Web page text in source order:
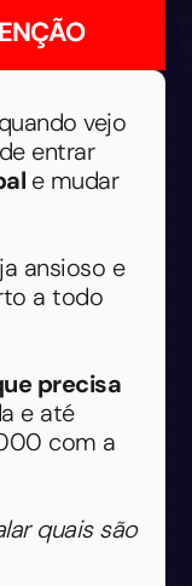
vejo
entrar
e mudar
ansioso e
a todo
precisa
e até
com a
quais são